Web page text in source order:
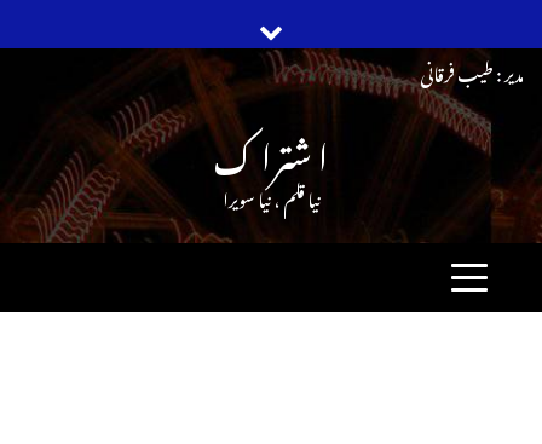
content
مدیر : طیب فرقانی
ا شترا ک
نیا قلم ، نیا سویرا